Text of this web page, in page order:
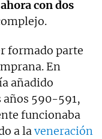
con dos
formado parte
En
añadido
años 590-591,
funcionaba
a laveneración